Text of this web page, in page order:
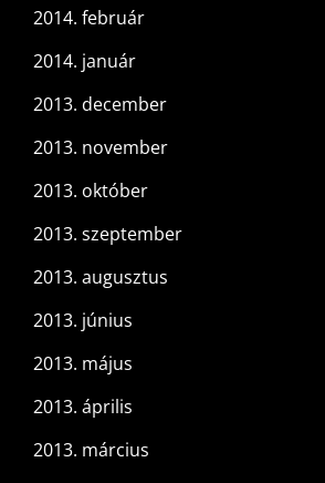
2014. február
2014. január
2013. december
2013. november
2013. október
2013. szeptember
2013. augusztus
2013. június
2013. május
2013. április
2013. március